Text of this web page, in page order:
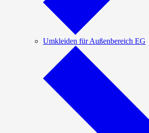
Umkleiden für Außenbereich EG